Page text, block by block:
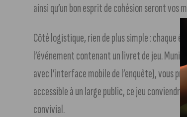
ainsi qu’un bon esprit de cohésion seront
Côté logistique, rien de plus simple : chaque
l’événement contenant un livret de jeu. Munis
avec l’interface mobile de l’enquête), vous
accessible à un large public, ce jeu
convivial.